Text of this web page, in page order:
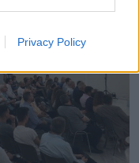
Privacy Policy